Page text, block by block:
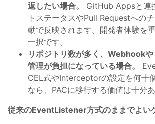
返したい場合。
GitHub Appsと連
トステータスやPull Requestへの
動で反映されます。開発者体験を
一択です。
リポジトリ数が多く、Webhook
管理が負担になっている場合。
CEL式やInterceptorの設定を何十
なら、PACに移行する価値は十分あ
従来のEventListener方式のままでよい